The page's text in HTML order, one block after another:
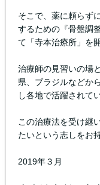
そこで、薬に頼らず
するための『骨盤調
て「寺本治療所」を
治療師の見習いの場
県、ブラジルなどか
し各地で活躍されて
この治療法を受け継
たいという志しをお
2019年３月